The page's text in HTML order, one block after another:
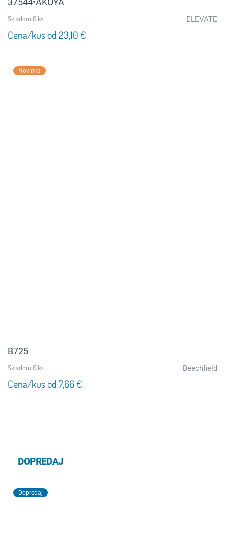
Skladom 0 ks ELEVATE
Cena/kus od 23,10 €
Novinka
B725
Skladom 0 ks Beechfield
Cena/kus od 7,66 €
DOPREDAJ
Dopredaj